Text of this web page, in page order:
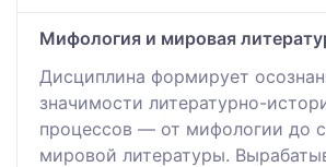
Мифология и мировая
Дисциплина формирует
значимости литературно-
процессов — от мифологии до
мировой литературы.